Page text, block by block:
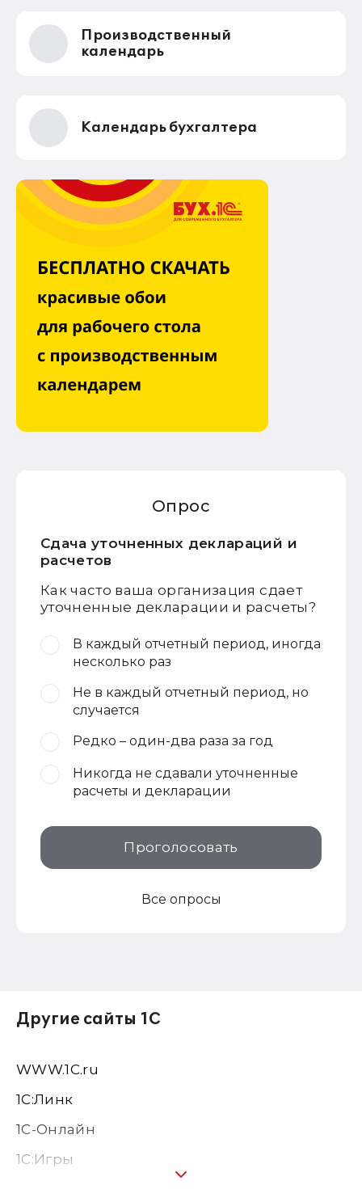
Производственный
календарь
Календарь бухгалтера
Опрос
Сдача уточненных деклараций и
расчетов
Как часто ваша организация сдает
уточненные декларации и расчеты?
В каждый отчетный период, иногда
несколько раз
Не в каждый отчетный период, но
случается
Редко – один-два раза за год
Никогда не сдавали уточненные
расчеты и декларации
Проголосовать
Все опросы
Другие сайты 1С
WWW.1С.ru
1С:Линк
1С-Онлайн
1C:Игры